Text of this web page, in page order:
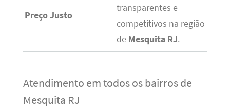
Preço Justo
transparentes e
competitivos na região
de Mesquita RJ.
Atendimento em todos os bairros de
Mesquita RJ